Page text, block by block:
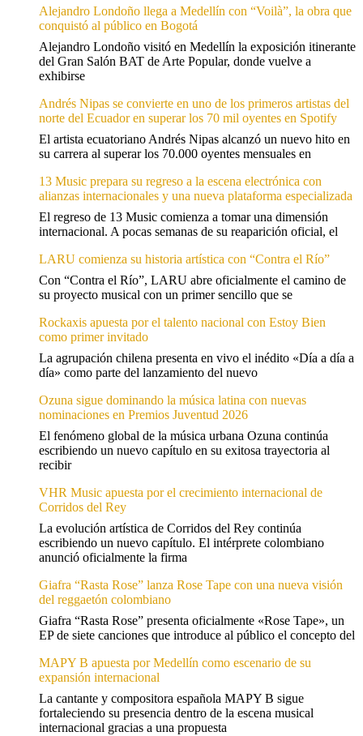
Alejandro Londoño llega a Medellín con “Voilà”, la obra que
conquistó al público en Bogotá
Alejandro Londoño visitó en Medellín la exposición itinerante
del Gran Salón BAT de Arte Popular, donde vuelve a
exhibirse
Andrés Nipas se convierte en uno de los primeros artistas del
norte del Ecuador en superar los 70 mil oyentes en Spotify
El artista ecuatoriano Andrés Nipas alcanzó un nuevo hito en
su carrera al superar los 70.000 oyentes mensuales en
13 Music prepara su regreso a la escena electrónica con
alianzas internacionales y una nueva plataforma especializada
El regreso de 13 Music comienza a tomar una dimensión
internacional. A pocas semanas de su reaparición oficial, el
LARU comienza su historia artística con “Contra el Río”
Con “Contra el Río”, LARU abre oficialmente el camino de
su proyecto musical con un primer sencillo que se
Rockaxis apuesta por el talento nacional con Estoy Bien
como primer invitado
La agrupación chilena presenta en vivo el inédito «Día a día a
día» como parte del lanzamiento del nuevo
Ozuna sigue dominando la música latina con nuevas
nominaciones en Premios Juventud 2026
El fenómeno global de la música urbana Ozuna continúa
escribiendo un nuevo capítulo en su exitosa trayectoria al
recibir
VHR Music apuesta por el crecimiento internacional de
Corridos del Rey
La evolución artística de Corridos del Rey continúa
escribiendo un nuevo capítulo. El intérprete colombiano
anunció oficialmente la firma
Giafra “Rasta Rose” lanza Rose Tape con una nueva visión
del reggaetón colombiano
Giafra “Rasta Rose” presenta oficialmente «Rose Tape», un
EP de siete canciones que introduce al público el concepto del
MAPY B apuesta por Medellín como escenario de su
expansión internacional
La cantante y compositora española MAPY B sigue
fortaleciendo su presencia dentro de la escena musical
internacional gracias a una propuesta